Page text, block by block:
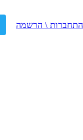
התחברות \ הרשמה